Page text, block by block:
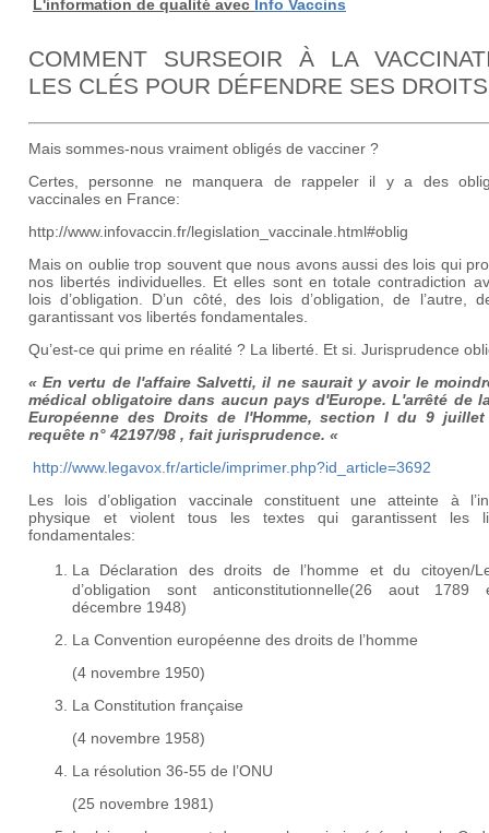
L'information de qualité avec Info Vaccins
COMMENT SURSEOIR À LA
LES CLÉS POUR DÉFENDRE SES DROITS
Mais sommes-nous vraiment obligés de vacciner ?
Certes, personne ne manquera de rappeler il y a des
vaccinales en France:
http://www.infovaccin.fr/legislation_vaccinale.html#oblig
Mais on oublie trop souvent que nous avons aussi des lois qui
nos libertés individuelles. Et elles sont en totale contradiction
lois d’obligation. D’un côté, des lois d’obligation, de l’autre,
garantissant vos libertés fondamentales.
Qu’est-ce qui prime en réalité ? La liberté. Et si. Jurisprudence
« En vertu de l'affaire Salvetti, il ne saurait y avoir le
médical obligatoire dans aucun pays d'Europe. L'arrêté de
Européenne des Droits de l'Homme, section I du 9 juillet
requête n° 42197/98 , fait jurisprudence. «
http://www.legavox.fr/article/imprimer.php?id_article=3692
Les lois d’obligation vaccinale constituent une atteinte à
physique et violent tous les textes qui garantissent les
fondamentales:
La Déclaration des droits de l’homme et du citoyen/L
d’obligation sont anticonstitutionnelle(26 aout
décembre 1948)
La Convention européenne des droits de l’homme
(4 novembre 1950)
La Constitution française
(4 novembre 1958)
La résolution 36-55 de l’ONU
(25 novembre 1981)